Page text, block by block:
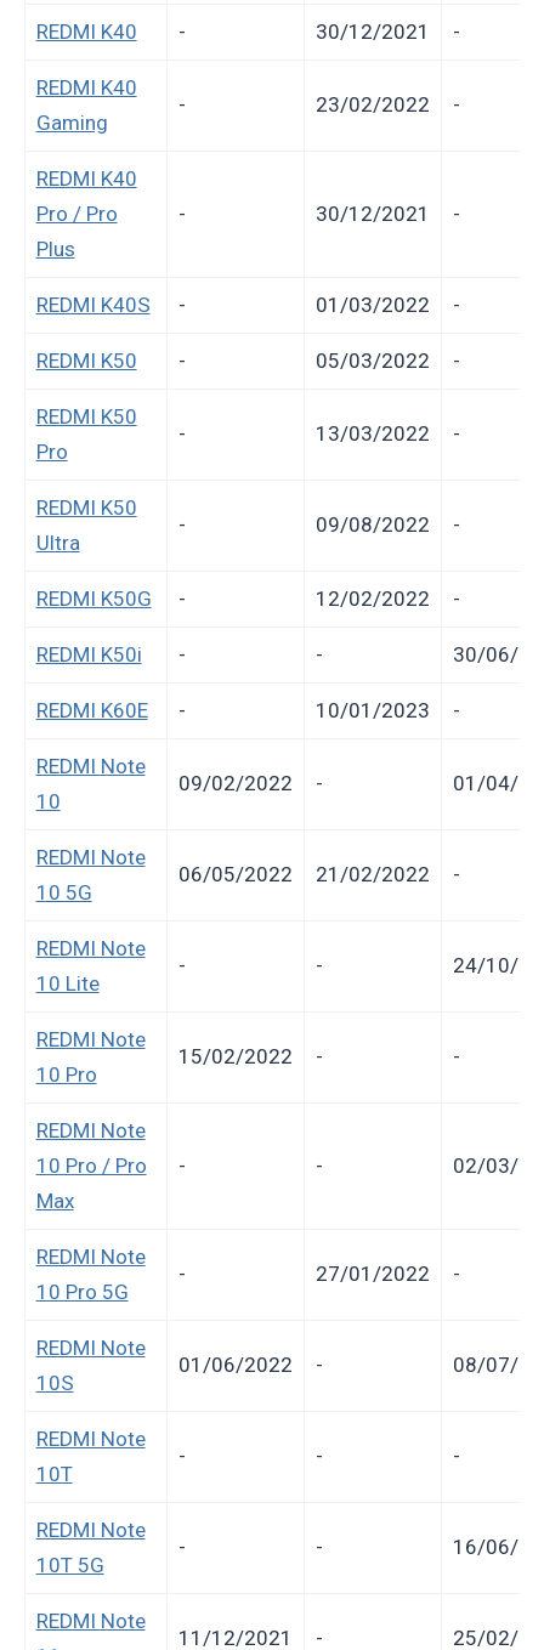
REDMI K40 - 30/12/2021 -
REDMI K40
Gaming
- 23/02/2022 -
REDMI K40
Pro / Pro
Plus
- 30/12/2021 -
REDMI K40S - 01/03/2022 -
REDMI K50 - 05/03/2022 -
REDMI K50
Pro
- 13/03/2022 -
REDMI K50
Ultra
- 09/08/2022 -
REDMI K50G - 12/02/2022 -
REDMI K50i - - 30/06/
REDMI K60E - 10/01/2023 -
REDMI Note
10
09/02/2022 - 01/04/
REDMI Note
10 5G
06/05/2022 21/02/2022 -
REDMI Note
10 Lite
- - 24/10/
REDMI Note
10 Pro
15/02/2022 - -
REDMI Note
10 Pro / Pro
Max
- - 02/03/
REDMI Note
10 Pro 5G
- 27/01/2022 -
REDMI Note
10S
01/06/2022 - 08/07/
REDMI Note
10T
- - -
REDMI Note
10T 5G
- - 16/06/
REDMI Note
11/12/2021 - 25/02/